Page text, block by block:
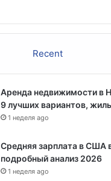
Recent
Аренда недвижимости в
9 лучших вариантов,
1 неделя ago
Средняя зарплата в США
подробный анализ 2026
1 неделя ago